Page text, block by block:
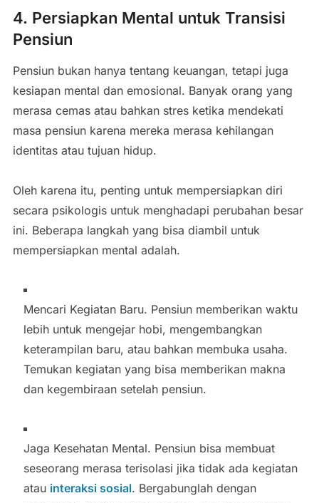
4. Persiapkan Mental untuk Transisi
Pensiun
Pensiun bukan hanya tentang keuangan, tetapi juga
kesiapan mental dan emosional. Banyak orang yang
merasa cemas atau bahkan stres ketika mendekati
masa pensiun karena mereka merasa kehilangan
identitas atau tujuan hidup.
Oleh karena itu, penting untuk mempersiapkan diri
secara psikologis untuk menghadapi perubahan besar
ini. Beberapa langkah yang bisa diambil untuk
mempersiapkan mental adalah.
Mencari Kegiatan Baru. Pensiun memberikan waktu
lebih untuk mengejar hobi, mengembangkan
keterampilan baru, atau bahkan membuka usaha.
Temukan kegiatan yang bisa memberikan makna
dan kegembiraan setelah pensiun.
Jaga Kesehatan Mental. Pensiun bisa membuat
seseorang merasa terisolasi jika tidak ada kegiatan
atau interaksi sosial. Bergabunglah dengan